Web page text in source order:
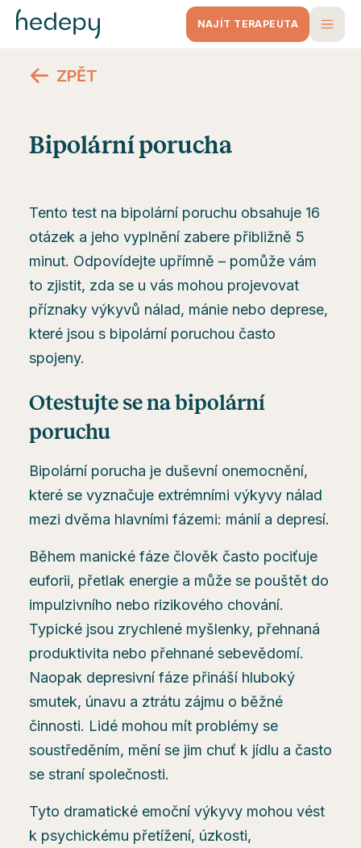
NAJÍT TERAPEUTA
ZPĚT
Bipolární porucha
Tento test na bipolární poruchu obsahuje 16
otázek a jeho vyplnění zabere přibližně 5
minut. Odpovídejte upřímně – pomůže vám
to zjistit, zda se u vás mohou projevovat
příznaky výkyvů nálad, mánie nebo deprese,
které jsou s bipolární poruchou často
spojeny.
Otestujte se na bipolární
poruchu
Bipolární porucha je duševní onemocnění,
které se vyznačuje extrémními výkyvy nálad
mezi dvěma hlavními fázemi: mánií a depresí.
Během manické fáze člověk často pociťuje
euforii, přetlak energie a může se pouštět do
impulzivního nebo rizikového chování.
Typické jsou zrychlené myšlenky, přehnaná
produktivita nebo přehnané sebevědomí.
Naopak depresivní fáze přináší hluboký
smutek, únavu a ztrátu zájmu o běžné
činnosti. Lidé mohou mít problémy se
soustředěním, mění se jim chuť k jídlu a často
se straní společnosti.
Tyto dramatické emoční výkyvy mohou vést
k psychickému přetížení, úzkosti,